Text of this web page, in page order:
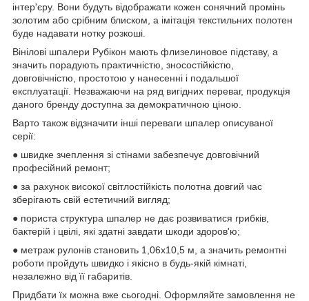
інтер'єру. Вони будуть відображати кожен сонячний промінь
золотим або срібним блиском, а імітація текстильних полотен
буде надавати нотку розкоші.
Вінілові шпалери Рубікон мають флизелиновое підставу, а
значить порадують практичністю, зносостійкістю,
довговічністю, простотою у нанесенні і подальшої
експлуатації. Незважаючи на ряд вигідних переваг, продукція
даного бренду доступна за демократичною ціною.
Варто також відзначити інші переваги шпалер описуваної
серії:
● швидке зчеплення зі стінами забезпечує довговічний
професійний ремонт;
● за рахунок високої світлостійкість полотна довгий час
зберігають свій естетичний вигляд;
● пориста структура шпалер не дає розвиватися грибків,
бактерій і цвілі, які здатні завдати шкоди здоров'ю;
● метраж рулонів становить 1,06х10,5 м, а значить ремонтні
роботи пройдуть швидко і якісно в будь-якій кімнаті,
незалежно від її габаритів.
Придбати їх можна вже сьогодні. Оформляйте замовлення не